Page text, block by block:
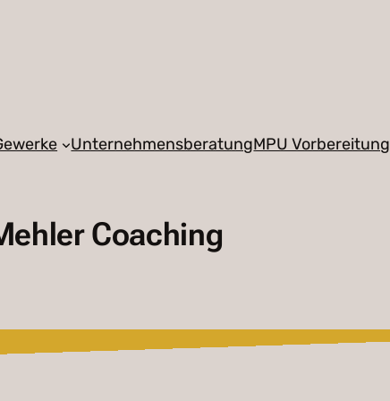
UnternehmensberatungMPU Vorbereitung
Coaching